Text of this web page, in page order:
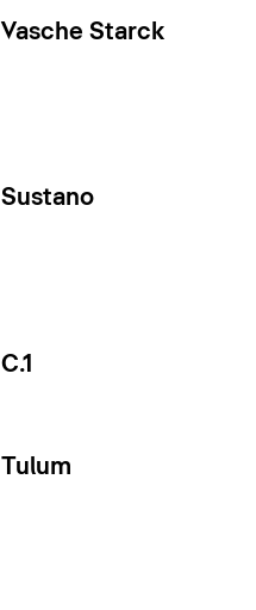
Vasche Starck
Sustano
C.1
Tulum